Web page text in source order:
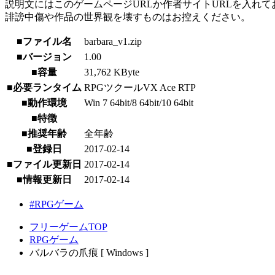
説明文にはこのゲームページURLか作者サイトURLを入れて
誹謗中傷や作品の世界観を壊すものはお控えください。
■ファイル名
barbara_v1.zip
■バージョン
1.00
■容量
31,762 KByte
■必要ランタイム RPGツクールVX Ace RTP
■動作環境
Win 7 64bit/8 64bit/10 64bit
■特徴
■推奨年齢
全年齢
■登録日
2017-02-14
■ファイル更新日 2017-02-14
■情報更新日
2017-02-14
#RPGゲーム
フリーゲームTOP
RPGゲーム
バルバラの爪痕 [ Windows ]